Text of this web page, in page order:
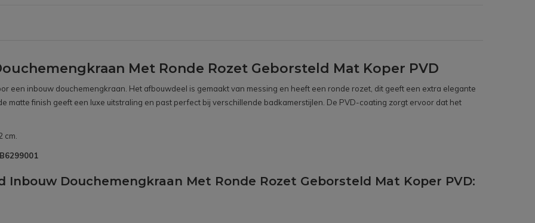
Met Ronde Rozet Geborsteld Mat Koper PVD
een inbouw douchemengkraan. Het afbouwdeel is gemaakt van messing en heeft een ronde rozet, dit geeft een extra elegante
matte finish geeft een luxe uitstraling en past perfect bij verschillende badkamerstijlen. De PVD-coating zorgt ervoor dat het
cm.
Inbouw Douchemengkraan Met Ronde Rozet Geborsteld Mat Koper PVD: